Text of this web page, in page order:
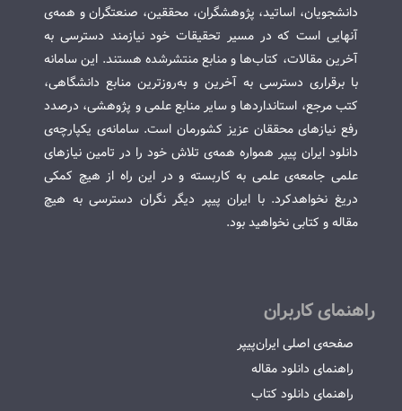
دانشجویان، اساتید، پژوهشگران، محققین، صنعتگران و همه‌ی
آنهایی است که در مسیر تحقیقات خود نیازمند دسترسی به
آخرین مقالات، کتاب‌ها و منابع منتشرشده هستند. این سامانه
با برقراری دسترسی به آخرین و به‌روزترین منابع دانشگاهی،
کتب مرجع، استانداردها و سایر منابع علمی و پژوهشی، درصدد
رفع نیازهای محققان عزیز کشورمان است. سامانه‌ی یکپارچه‌ی
دانلود ایران پیپر همواره همه‌ی تلاش خود را در تامین نیازهای
علمی جامعه‌ی علمی به کاربسته و در این راه از هیچ کمکی
دریغ نخواهدکرد. با ایران پیپر دیگر نگران دسترسی به هیچ
مقاله و کتابی نخواهید بود.
راهنمای کاربران
صفحه‌ی اصلی ایران‌پیپر
راهنمای دانلود مقاله
راهنمای دانلود کتاب